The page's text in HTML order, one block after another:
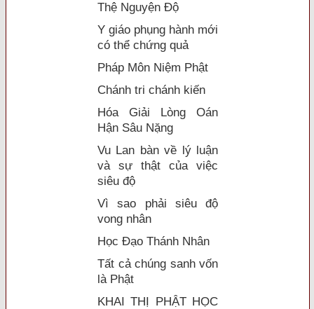
Thệ Nguyện Độ
Y giáo phụng hành mới
có thể chứng quả
Pháp Môn Niệm Phật
Chánh tri chánh kiến
Hóa Giải Lòng Oán
Hận Sâu Nặng
Vu Lan bàn về lý luận
và sự thật của việc
siêu độ
Vì sao phải siêu độ
vong nhân
Học Đạo Thánh Nhân
Tất cả chúng sanh vốn
là Phật
KHAI THỊ PHẬT HỌC